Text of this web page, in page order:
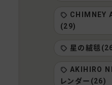
CHIMNEY
(29)
星の絨毯
AKIHIRO
レンダー(26)